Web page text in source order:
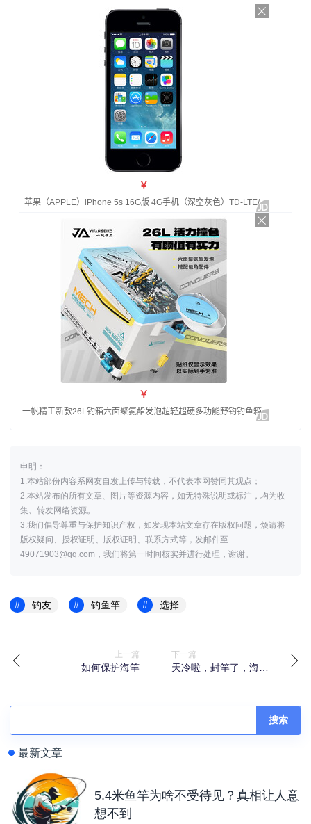
申明：
1.本站部份内容系网友自发上传与转载，不代表本网赞同其观点；
2.本站发布的所有文章、图片等资源内容，如无特殊说明或标注，均为收
集、转发网络资源。
3.我们倡导尊重与保护知识产权，如发现本站文章存在版权问题，烦请将
版权疑问、授权证明、版权证明、联系方式等，发邮件至
49071903@qq.com，我们将第一时间核实并进行处理，谢谢。
钓友 钓鱼竿 选择
上一篇
如何保护海竿
下一篇
天冷啦，封竿了，海竿
搜索
最新文章
5.4米鱼竿为啥不受待见？真相让人意
想不到